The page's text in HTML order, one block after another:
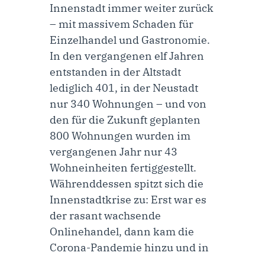
Innenstadt immer weiter zurück
– mit massivem Schaden für
Einzelhandel und Gastronomie.
In den vergangenen elf Jahren
entstanden in der Altstadt
lediglich 401, in der Neustadt
nur 340 Wohnungen – und von
den für die Zukunft geplanten
800 Wohnungen wurden im
vergangenen Jahr nur 43
Wohneinheiten fertiggestellt.
Währenddessen spitzt sich die
Innenstadtkrise zu: Erst war es
der rasant wachsende
Onlinehandel, dann kam die
Corona-Pandemie hinzu und in